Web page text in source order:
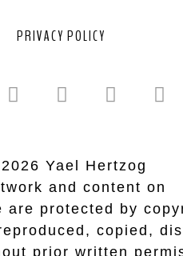
PRIVACY POLICY
Yael Hertzog
and content on
are protected by
copied,
prior written